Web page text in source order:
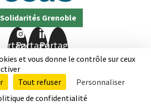
et vous donne le contrôle sur ceux
Tout refuser
Personnaliser
de confidentialité
Solidarités Grenoble
Partager
Partager
sur
Instagram
Partager
sur
légalesDonnées personnelles